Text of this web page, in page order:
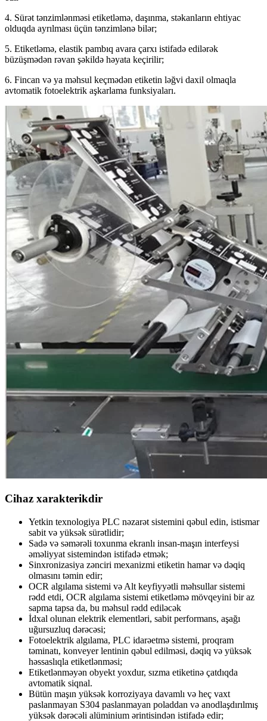
4. Sürət tənzimlənməsi etiketləmə, daşınma, stəkanların ehtiyac
olduqda ayrılması üçün tənzimlənə bilər;
5. Etiketləmə, elastik pambıq avara çarxı istifadə edilərək
büzüşmədən rəvan şəkildə həyata keçirilir;
6. Fincan və ya məhsul keçmədən etiketin ləğvi daxil olmaqla
avtomatik fotoelektrik aşkarlama funksiyaları.
Cihaz xarakterikdir
Yetkin texnologiya PLC nəzarət sistemini qəbul edin, istismar
sabit və yüksək sürətlidir;
Sadə və səmərəli toxunma ekranlı insan-maşın interfeysi
əməliyyat sistemindən istifadə etmək;
Sinxronizasiya zənciri mexanizmi etiketin hamar və dəqiq
olmasını təmin edir;
OCR algılama sistemi və Alt keyfiyyətli məhsullar sistemi
rədd etdi, OCR algılama sistemi etiketləmə mövqeyini bir az
sapma tapsa da, bu məhsul rədd ediləcək
İdxal olunan elektrik elementləri, sabit performans, aşağı
uğursuzluq dərəcəsi;
Fotoelektrik algılama, PLC idarəetmə sistemi, proqram
təminatı, konveyer lentinin qəbul edilməsi, dəqiq və yüksək
həssaslıqla etiketlənməsi;
Etiketlənməyən obyekt yoxdur, sızma etiketinə çatdıqda
avtomatik siqnal.
Bütün maşın yüksək korroziyaya davamlı və heç vaxt
paslanmayan S304 paslanmayan poladdan və anodlaşdırılmış
yüksək dərəcəli alüminium ərintisindən istifadə edir;